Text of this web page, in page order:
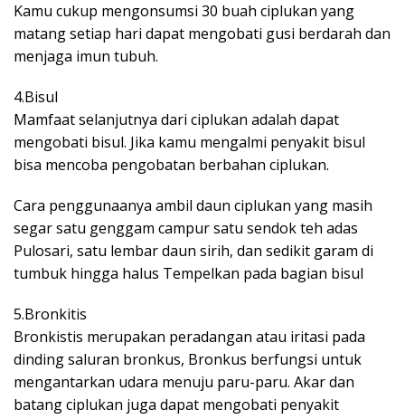
Kamu cukup mengonsumsi 30 buah ciplukan yang
matang setiap hari dapat mengobati gusi berdarah dan
menjaga imun tubuh.
4.Bisul
Mamfaat selanjutnya dari ciplukan adalah dapat
mengobati bisul. Jika kamu mengalmi penyakit bisul
bisa mencoba pengobatan berbahan ciplukan.
Cara penggunaanya ambil daun ciplukan yang masih
segar satu genggam campur satu sendok teh adas
Pulosari, satu lembar daun sirih, dan sedikit garam di
tumbuk hingga halus Tempelkan pada bagian bisul
5.Bronkitis
Bronkistis merupakan peradangan atau iritasi pada
dinding saluran bronkus, Bronkus berfungsi untuk
mengantarkan udara menuju paru-paru. Akar dan
batang ciplukan juga dapat mengobati penyakit